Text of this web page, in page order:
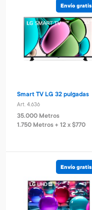
Envío gratis
Smart TV LG 32 pulgadas
Art. 4.636
35.000 Metros
1.750 Metros + 12 x $770
Envío gratis